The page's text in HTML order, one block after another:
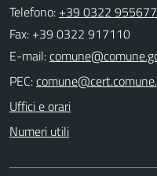
Telefono: +39 0322 955677
Fax: +39 0322 917110
E-mail:
PEC:
Uffici e orari
Numeri utili